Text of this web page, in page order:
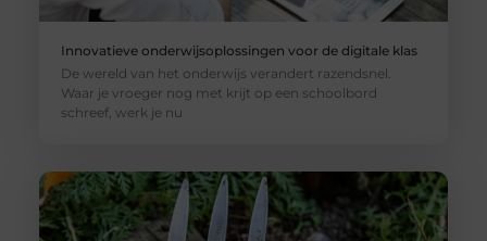
Innovatieve onderwijsoplossingen voor de digitale klas
De wereld van het onderwijs verandert razendsnel.
Waar je vroeger nog met krijt op een schoolbord
schreef, werk je nu